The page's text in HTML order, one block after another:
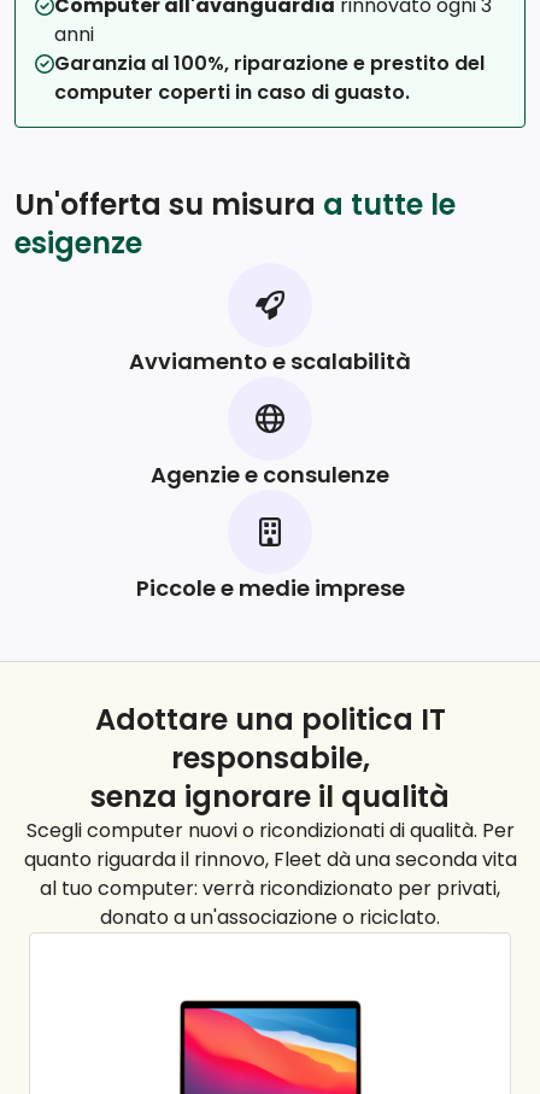
Computer all'avanguardia rinnovato ogni 3
anni
Garanzia al 100%, riparazione e prestito del
computer coperti in caso di guasto.
Un'offerta su misura a tutte le
esigenze
Avviamento e scalabilità
Agenzie e consulenze
Piccole e medie imprese
Adottare una politica IT
responsabile,
senza ignorare il qualità
Scegli computer nuovi o ricondizionati di qualità. Per
quanto riguarda il rinnovo, Fleet dà una seconda vita
al tuo computer: verrà ricondizionato per privati,
donato a un'associazione o riciclato.